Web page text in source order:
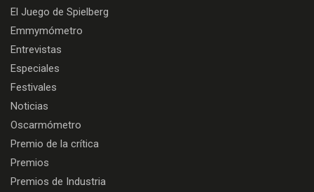
El Juego de Spielberg
Emmymómetro
Entrevistas
Especiales
Festivales
Noticias
Oscarmómetro
Premio de la crítica
Premios
Premios de Industria